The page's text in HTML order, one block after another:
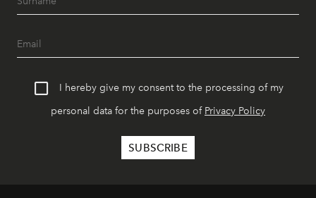
I hereby give my consent to the processing of my
personal data for the purposes of Privacy Policy